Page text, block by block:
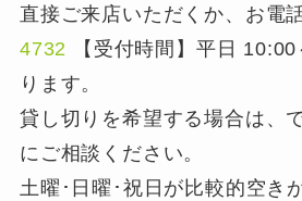
直接ご来店いただくか、お電
4732 【受付時間】平日
ります。
貸し切りを希望する場合は、
にご相談ください。
土曜･日曜･祝日が比較的空き